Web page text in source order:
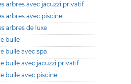
arbres avec jacuzzi privatif
arbres avec piscine
arbres de luxe
bulle
bulle avec spa
bulle avec jacuzzi privatif
bulle avec piscine